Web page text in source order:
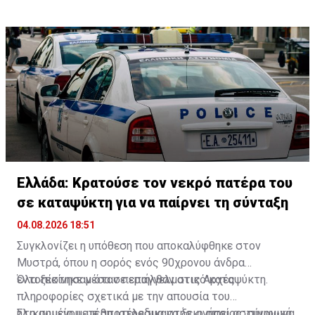
νωρίτερα, της οποίας δικαιούχος ήταν ο πατέρας του.
Εγκλημάτων Σπάρτης.
Ελλάδα: Κρατούσε τον νεκρό πατέρα του
σε καταψύκτη για να παίρνει τη σύνταξη
04.08.2026 18:51
Συγκλονίζει η υπόθεση που αποκαλύφθηκε στον
Μυστρά, όπου η σορός ενός 90χρονου άνδρα
εντοπίστηκε μέσα σε επαγγελματικό καταψύκτη.
Όλα ξεκίνησαν όταν περιήλθαν στις Αρχές
πληροφορίες σχετικά με την απουσία του